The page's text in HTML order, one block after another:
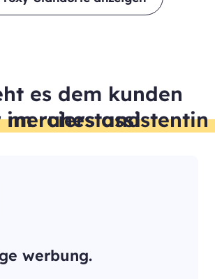
es dem kunden
merciers assistentin ist im ruhestand
werbung.